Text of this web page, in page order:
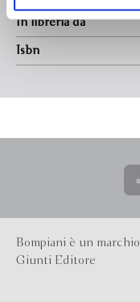
In libreria da
Isbn
Bompiani è un marchio
Giunti Editore